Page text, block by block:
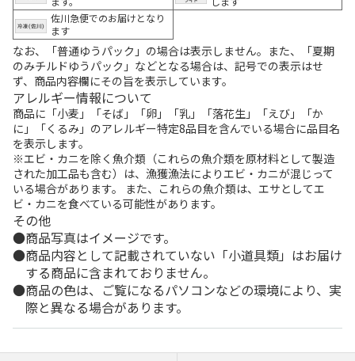
佐川急便でのお届けとなり
ます
なお、「普通ゆうパック」の場合は表示しません。また、「夏期
のみチルドゆうパック」などとなる場合は、記号での表示はせ
ず、商品内容欄にその旨を表示しています。
アレルギー情報について
商品に「小麦」「そば」「卵」「乳」「落花生」「えび」「か
に」「くるみ」のアレルギー特定8品目を含んでいる場合に品目名
を表示します。
※エビ・カニを除く魚介類（これらの魚介類を原材料として製造
された加工品も含む）は、漁獲漁法によりエビ・カニが混じって
いる場合があります。 また、これらの魚介類は、エサとしてエ
ビ・カニを食べている可能性があります。
その他
商品写真はイメージです。
商品内容として記載されていない「小道具類」はお届け
する商品に含まれておりません。
商品の色は、ご覧になるパソコンなどの環境により、実
際と異なる場合があります。